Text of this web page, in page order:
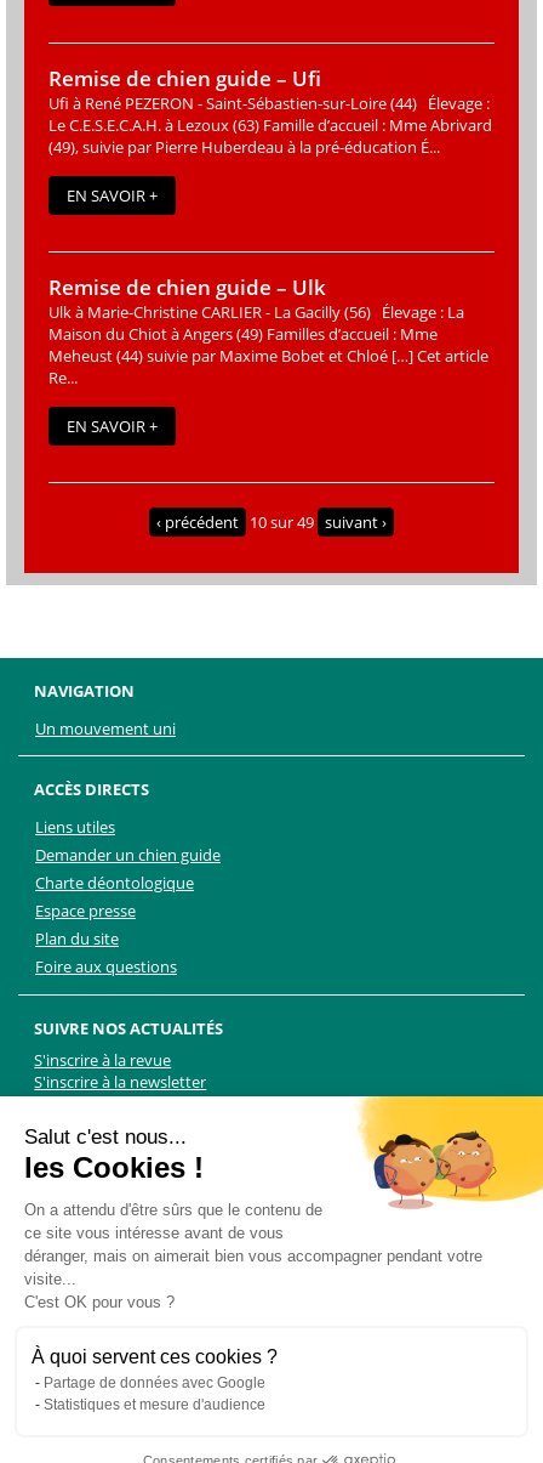
Remise de chien guide – Ufi
Ufi à René PEZERON - Saint-Sébastien-sur-Loire (44) Élevage :
Le C.E.S.E.C.A.H. à Lezoux (63) Famille d’accueil : Mme Abrivard
(49), suivie par Pierre Huberdeau à la pré-éducation É...
EN SAVOIR +
Remise de chien guide – Ulk
Ulk à Marie-Christine CARLIER - La Gacilly (56) Élevage : La
Maison du Chiot à Angers (49) Familles d’accueil : Mme
Meheust (44) suivie par Maxime Bobet et Chloé […] Cet article
Re...
EN SAVOIR +
‹ précédent 10 sur 49 suivant ›
NAVIGATION
Un mouvement uni
ACCÈS DIRECTS
Liens utiles
Demander un chien guide
Charte déontologique
Espace presse
Plan du site
Foire aux questions
SUIVRE NOS ACTUALITÉS
S'inscrire à la revue
S'inscrire à la newsletter
TikTok
NOUS CONTACTER
Les Chiens Guides d'aveugles - FFAC
71 rue de Bagnolet, 75020 Paris
01 44 64 89 89
Formulaire de contact
Pour les demandes presse, contactez Martin Kolle :
martin.kolle@lobbycom.fr
06 89 70 17 51
Salut c'est nous...
les Cookies !
On a attendu d'être sûrs que le contenu de
ce site vous intéresse avant de vous
déranger, mais on aimerait bien vous accompagner pendant votre
visite...
C'est OK pour vous ?
À quoi servent ces cookies ?
Partage de données avec Google
Statistiques et mesure d'audience
Consentements certifiés par